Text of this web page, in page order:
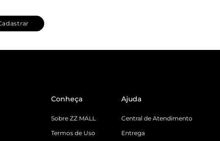
Conheça
Sobre ZZ MALL
Termos de Uso
Ajuda
Central de Atendimento
Entrega